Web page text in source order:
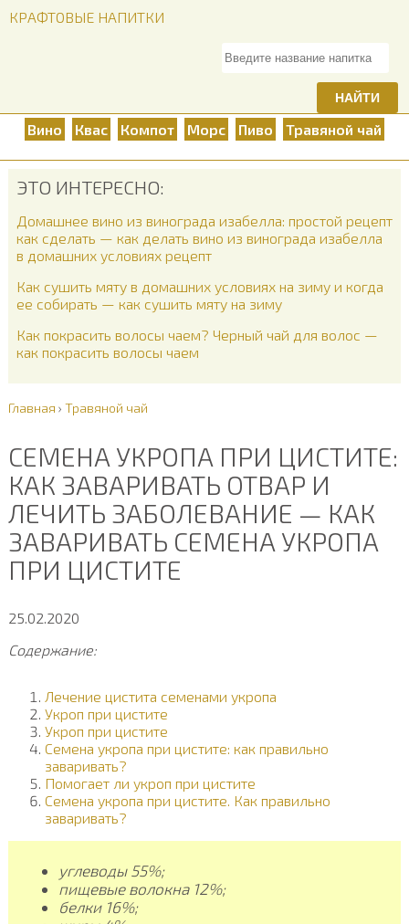
КРАФТОВЫЕ НАПИТКИ
НАЙТИ
Вино Квас Компот Морс Пиво Травяной чай
ЭТО ИНТЕРЕСНО:
Домашнее вино из винограда изабелла: простой рецепт
как сделать — как делать вино из винограда изабелла
в домашних условиях рецепт
Как сушить мяту в домашних условиях на зиму и когда
ее собирать — как сушить мяту на зиму
Как покрасить волосы чаем? Черный чай для волос —
как покрасить волосы чаем
Главная › Травяной чай
СЕМЕНА УКРОПА ПРИ ЦИСТИТЕ:
КАК ЗАВАРИВАТЬ ОТВАР И
ЛЕЧИТЬ ЗАБОЛЕВАНИЕ — КАК
ЗАВАРИВАТЬ СЕМЕНА УКРОПА
ПРИ ЦИСТИТЕ
25.02.2020
Содержание:
Лечение цистита семенами укропа
Укроп при цистите
Укроп при цистите
Семена укропа при цистите: как правильно
заваривать?
Помогает ли укроп при цистите
Семена укропа при цистите. Как правильно
заваривать?
углеводы 55%;
пищевые волокна 12%;
белки 16%;